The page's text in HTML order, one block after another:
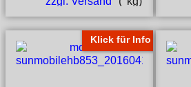
Klick für Info